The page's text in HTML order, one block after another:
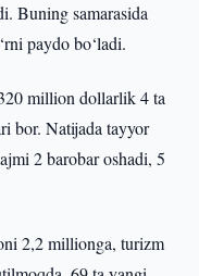
Buning samarasida
paydo bo‘ladi.
million dollarlik 4 ta
bor. Natijada tayyor
2 barobar oshadi, 5
2,2 millionga, turizm